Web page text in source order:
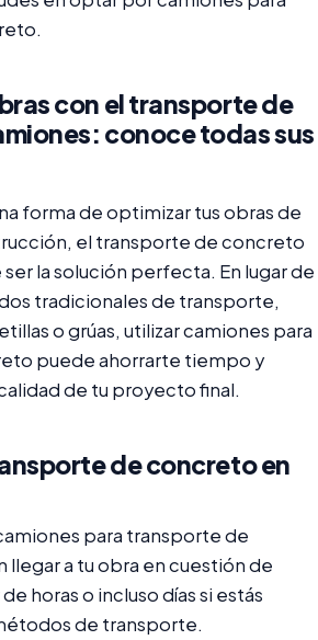
con el transporte de
conoce todas sus
forma de optimizar tus obras de
el transporte de concreto
la solución perfecta. En lugar de
tradicionales de transporte,
o grúas, utilizar camiones para
puede ahorrarte tiempo y
de tu proyecto final.
de concreto en
para transporte de
a tu obra en cuestión de
horas o incluso días si estás
de transporte.